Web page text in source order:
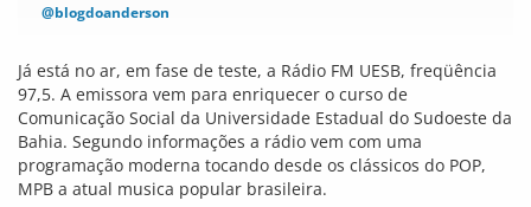
o aposentado Mica Borba. Mica foi escrivão da Justiça em
Vitória da Conquista.
O aposentado veio a óbito após apresentar traumatismo
craniano em decorrência da queda que sofreu de uma
escada num apartamento em que gozava férias com
familiares.